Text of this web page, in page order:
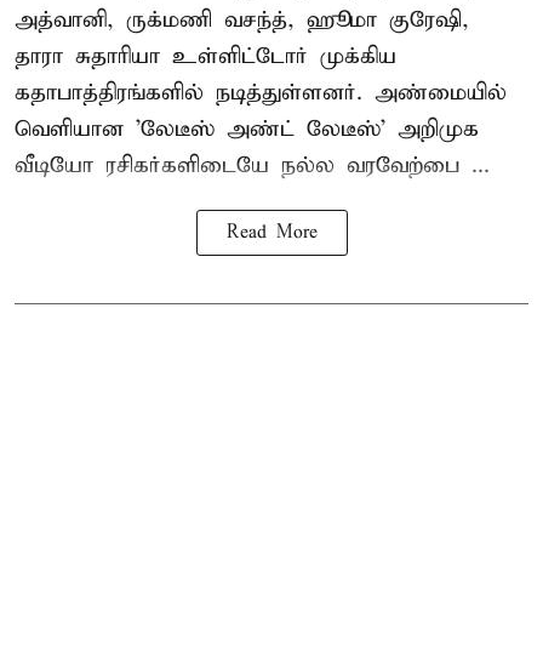
அத்வானி, ருக்மணி வசந்த், ஹூமா குரேஷி,
தாரா சுதாரியா உள்ளிட்டோர் முக்கிய
கதாபாத்திரங்களில் நடித்துள்ளனர். அண்மையில்
வெளியான 'லேடீஸ் அண்ட் லேடீஸ்' அறிமுக
வீடியோ ரசிகர்களிடையே நல்ல வரவேற்பை ...
Read More